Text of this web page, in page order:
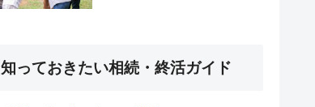
知っておきたい相続・終活ガイド